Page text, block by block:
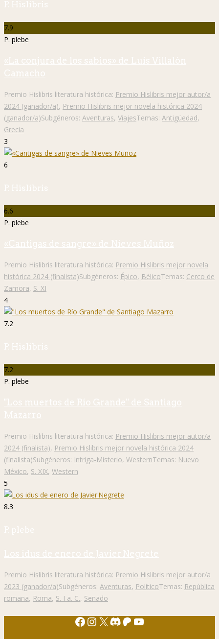
P. Hislibris
7.9
P. plebe
«La conjura de los sabios» de Luis Villalón
Camacho
Premio Hislibris literatura histórica: Premio Hislibris mejor autor/a
2024 (ganador/a), Premio Hislibris mejor novela histórica 2024
(ganador/a)Subgéneros: Aventuras, ViajesTemas: Antigüedad,
Grecia
3
6
P. Hislibris
6.6
P. plebe
«Cantigas de sangre» de Nieves Muñoz
Premio Hislibris literatura histórica: Premio Hislibris mejor novela
histórica 2024 (finalista)Subgéneros: Épico, BélicoTemas: Cerco de
Zamora, S. XI
4
7.2
P. Hislibris
7.2
P. plebe
"Los muertos de Río Grande" de Santiago
Mazarro
Premio Hislibris literatura histórica: Premio Hislibris mejor autor/a
2024 (finalista), Premio Hislibris mejor novela histórica 2024
(finalista)Subgéneros: Intriga-Misterio, WesternTemas: Nuevo
México, S. XIX, Western
5
8.3
P. plebe
Los idus de enero de Javier Negrete
Premio Hislibris literatura histórica: Premio Hislibris mejor autor/a
2023 (ganador/a)Subgéneros: Aventuras, PolíticoTemas: República
romana, Roma, S. I a. C., Senado
Facebook
Instagram
X Discord
Patreon
YouTube